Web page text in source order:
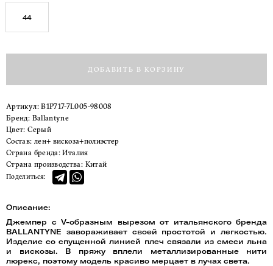
44
ДОБАВИТЬ В КОРЗИНУ
Артикул:B1P717-7L005-98008
Бренд:
Ballantyne
Цвет:
Серый
Состав: лен+ вискоза+полиэстер
Страна бренда: Италия
Страна производства: Китай
Поделиться:
Описание:
Джемпер с V-образным вырезом от итальянского бренда
BALLANTYNE завораживает своей простотой и легкостью.
Изделие со спущенной линией плеч связали из смеси льна
и вискозы. В пряжу вплели металлизированные нити
люрекс, поэтому модель красиво мерцает в лучах света.